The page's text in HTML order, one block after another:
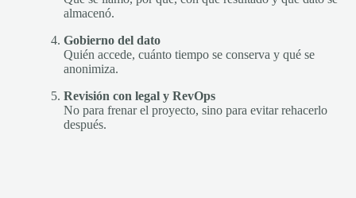
almacenó.
Gobierno del dato
Quién accede, cuánto tiempo se conserva y qué se
anonimiza.
Revisión con legal y RevOps
No para frenar el proyecto, sino para evitar rehacerlo
después.